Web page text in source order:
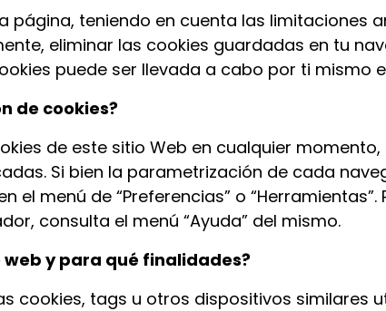
página, teniendo en cuenta las limitaciones
eliminar las cookies guardadas en tu
puede ser llevada a cabo por ti mismo
de cookies?
de este sitio Web en cualquier
Si bien la parametrización de cada
el menú de “Preferencias” o
consulta el menú “Ayuda” del mismo.
y para qué finalidades?
cookies, tags u otros dispositivos similares